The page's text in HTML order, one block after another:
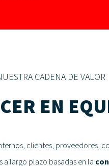
CADENA DE VALOR
EN
clientes,
a largo plazo basadas en la